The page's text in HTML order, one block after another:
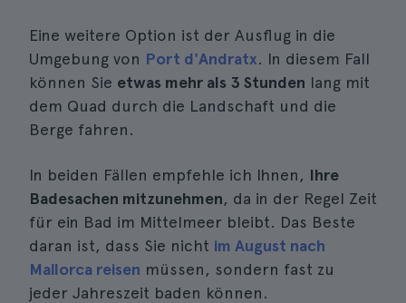
Eine weitere Option ist der Ausflug in die
Umgebung von Port d'Andratx. In diesem Fall
können Sie etwas mehr als 3 Stunden lang mit
dem Quad durch die Landschaft und die
Berge fahren.
In beiden Fällen empfehle ich Ihnen, Ihre
Badesachen mitzunehmen, da in der Regel Zeit
für ein Bad im Mittelmeer bleibt. Das Beste
daran ist, dass Sie nicht im August nach
Mallorca reisen müssen, sondern fast zu
jeder Jahreszeit baden können.